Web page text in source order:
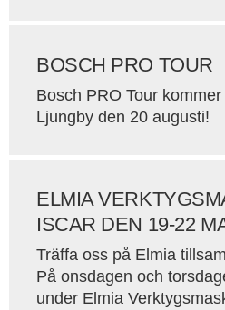
BOSCH PRO TOUR
Bosch PRO Tour
Ljungby den 20 augusti!
ELMIA
ISCAR DEN 19-22
Träffa oss på Elmia
På onsdagen och
under Elmia